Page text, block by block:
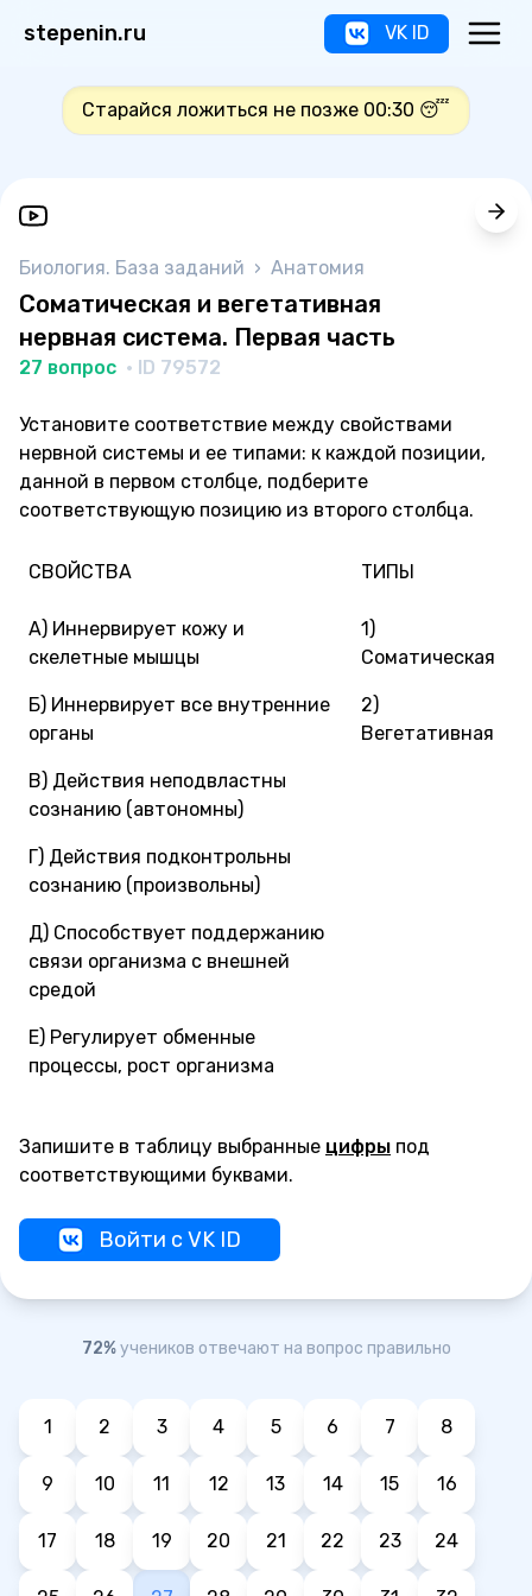
stepenin.ru VK ID
Старайся ложиться не позже 00:30 😴
Биология. База заданий › Анатомия
Соматическая и вегетативная
нервная система. Первая часть
27 вопрос · ID 79572
Установите соответствие между свойствами
нервной системы и ее типами: к каждой позиции,
данной в первом столбце, подберите
соответствующую позицию из второго столбца.
СВОЙСТВА ТИПЫ
А) Иннервирует кожу и
скелетные мышцы
Б) Иннервирует все внутренние
органы
В) Действия неподвластны
сознанию (автономны)
Г) Действия подконтрольны
сознанию (произвольны)
Д) Способствует поддержанию
связи организма с внешней
средой
Е) Регулирует обменные
процессы, рост организма
1)
Соматическая
2)
Вегетативная
Запишите в таблицу выбранные цифры под
соответствующими буквами.
Войти с VK ID
72%учеников отвечают на вопрос правильно
1 2 3 4 5 6 7 8
9 10 11 12 13 14 15 16
17 18 19 20 21 22 23 24